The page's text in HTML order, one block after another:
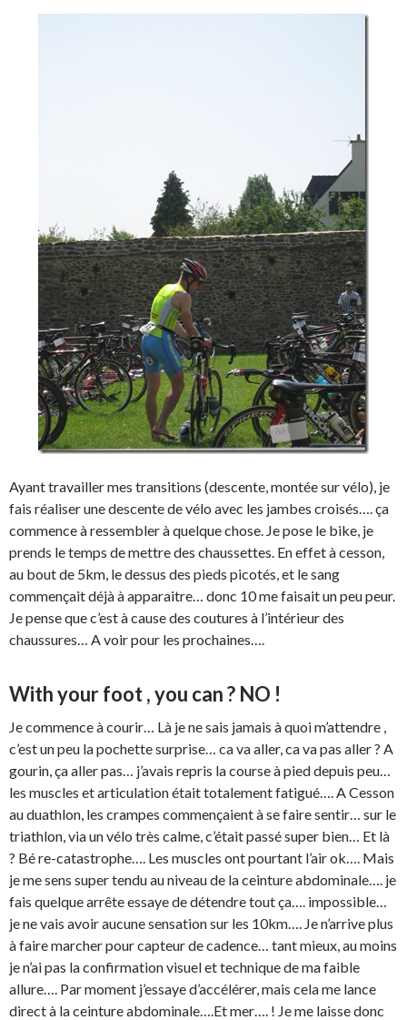
Ayant travailler mes transitions (descente, montée sur vélo), je
fais réaliser une descente de vélo avec les jambes croisés…. ça
commence à ressembler à quelque chose. Je pose le bike, je
prends le temps de mettre des chaussettes. En effet à cesson,
au bout de 5km, le dessus des pieds picotés, et le sang
commençait déjà à apparaitre… donc 10 me faisait un peu peur.
Je pense que c’est à cause des coutures à l’intérieur des
chaussures… A voir pour les prochaines….
With your foot , you can ? NO !
Je commence à courir… Là je ne sais jamais à quoi m’attendre ,
c’est un peu la pochette surprise… ca va aller, ca va pas aller ? A
gourin, ça aller pas… j’avais repris la course à pied depuis peu…
les muscles et articulation était totalement fatigué…. A Cesson
au duathlon, les crampes commençaient à se faire sentir… sur le
triathlon, via un vélo très calme, c’était passé super bien… Et là
? Bé re-catastrophe…. Les muscles ont pourtant l’air ok…. Mais
je me sens super tendu au niveau de la ceinture abdominale…. je
fais quelque arrête essaye de détendre tout ça…. impossible…
je ne vais avoir aucune sensation sur les 10km…. Je n’arrive plus
à faire marcher pour capteur de cadence… tant mieux, au moins
je n’ai pas la confirmation visuel et technique de ma faible
allure…. Par moment j’essaye d’accélérer, mais cela me lance
direct à la ceinture abdominale….Et mer…. ! Je me laisse donc